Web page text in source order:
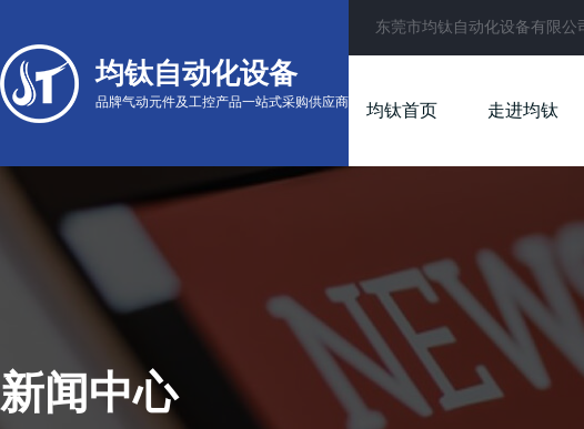
均钛自动化设备
品牌气动元件及工控产品一站式采购供应商
东莞市均钛自动化设备有限公
均钛首页 走进均钛
新闻中心